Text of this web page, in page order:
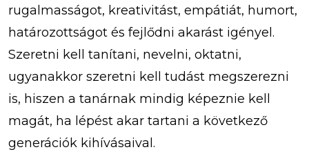
rugalmasságot, kreativitást, empátiát, humort,
határozottságot és fejlődni akarást igényel.
Szeretni kell tanítani, nevelni, oktatni,
ugyanakkor szeretni kell tudást megszerezni
is, hiszen a tanárnak mindig képeznie kell
magát, ha lépést akar tartani a következő
generációk kihívásaival.